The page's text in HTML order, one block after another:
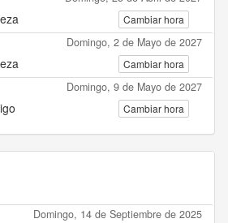
Cambiar hora
Domingo, 2 de Mayo de 2027
Cambiar hora
Domingo, 9 de Mayo de 2027
Cambiar hora
Domingo, 14 de Septiembre de 2025